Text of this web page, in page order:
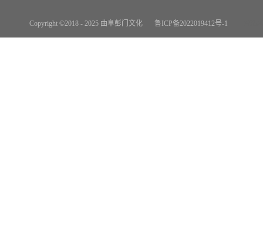
Copyright ©2018 - 2025 曲阜彭门文化 鲁ICP备2022019412号-1